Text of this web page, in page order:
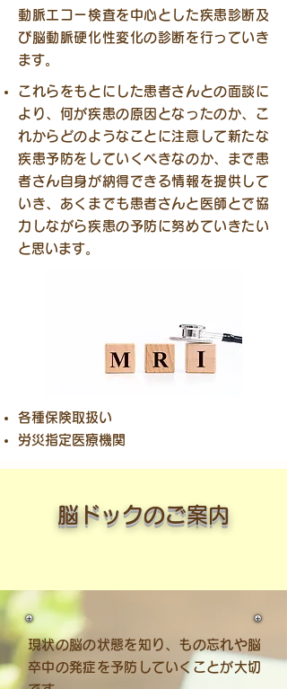
動脈エコー検査を中心とした疾患診断及
び脳動脈硬化性変化の診断を行っていき
ます。
これらをもとにした患者さんとの面談に
より、何が疾患の原因となったのか、こ
れからどのようなことに注意して新たな
疾患予防をしていくべきなのか、まで患
者さん自身が納得できる情報を提供して
いき、あくまでも患者さんと医師とで協
力しながら疾患の予防に努めていきたい
と思います。
各種保険取扱い
労災指定医療機関
​脳ドックのご案内
現状の脳の状態を知り、もの忘れや脳
卒中の発症を予防していくことが大切